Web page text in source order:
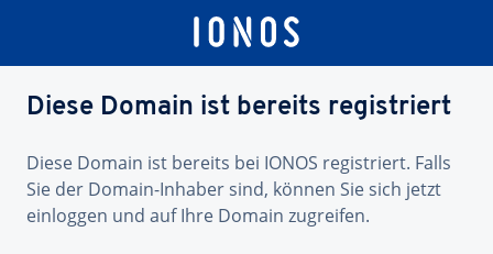
Diese Domain ist bereits registriert
Diese Domain ist bereits bei IONOS registriert. Falls
Sie der Domain-Inhaber sind, können Sie sich jetzt
einloggen und auf Ihre Domain zugreifen.